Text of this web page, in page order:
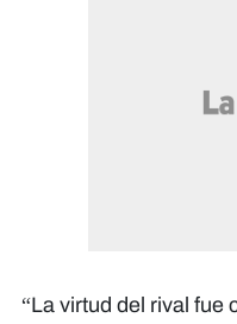
“La virtud del rival fue